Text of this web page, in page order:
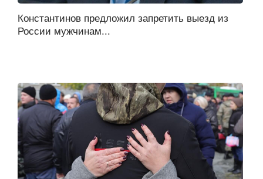
Константинов предложил запретить выезд из
России мужчинам...